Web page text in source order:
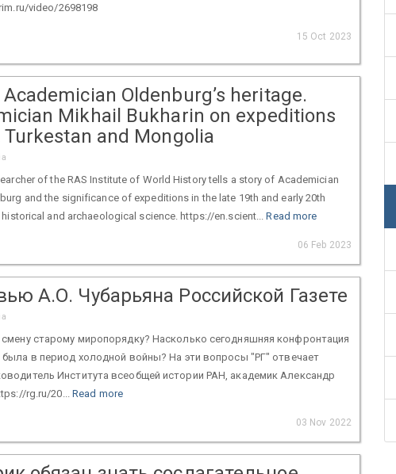
video/2698198
15 Oct 2023
Oldenburg’s heritage.
Mikhail Bukharin on expeditions
Turkestan and Mongolia
of the RAS Institute of World History tells a story of Academician
and the significance of expeditions in the late 19th and early 20th
and archaeological science. https://en.scient...Read more
06 Feb 2023
А.О. Чубарьяна Российской Газете
старому миропорядку? Насколько сегодняшняя конфронтация
была в период холодной войны? На эти вопросы "РГ" отвечает
Института всеобщей истории РАН, академик Александр
rg.ru/20... Read more
03 Nov 2022